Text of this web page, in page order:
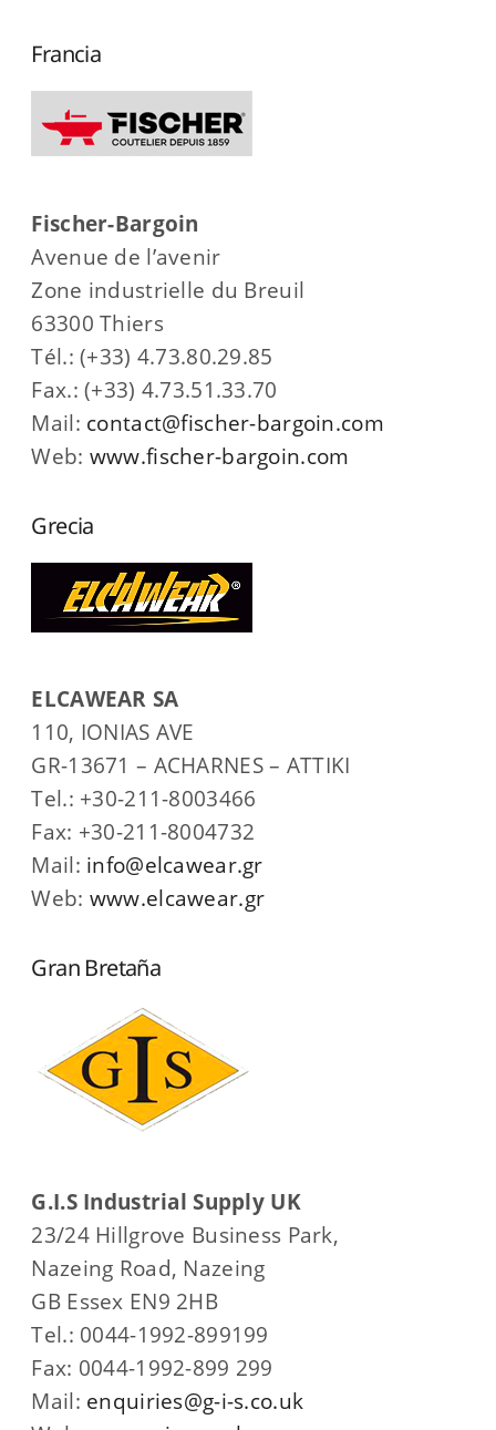
Francia
Fischer-Bargoin
Avenue de l’avenir
Zone industrielle du Breuil
63300 Thiers
Tél.: (+33) 4.73.80.29.85
Fax.: (+33) 4.73.51.33.70
Mail: contact@fischer-bargoin.com
Web: www.fischer-bargoin.com
Grecia
ELCAWEAR SA
110, IONIAS AVE
GR-13671 – ACHARNES – ATTIKI
Tel.: +30-211-8003466
Fax: +30-211-8004732
Mail: info@elcawear.gr
Web: www.elcawear.gr
Gran Bretaña
G.I.S Industrial Supply UK
23/24 Hillgrove Business Park,
Nazeing Road, Nazeing
GB Essex EN9 2HB
Tel.: 0044-1992-899199
Fax: 0044-1992-899 299
Mail: enquiries@g-i-s.co.uk